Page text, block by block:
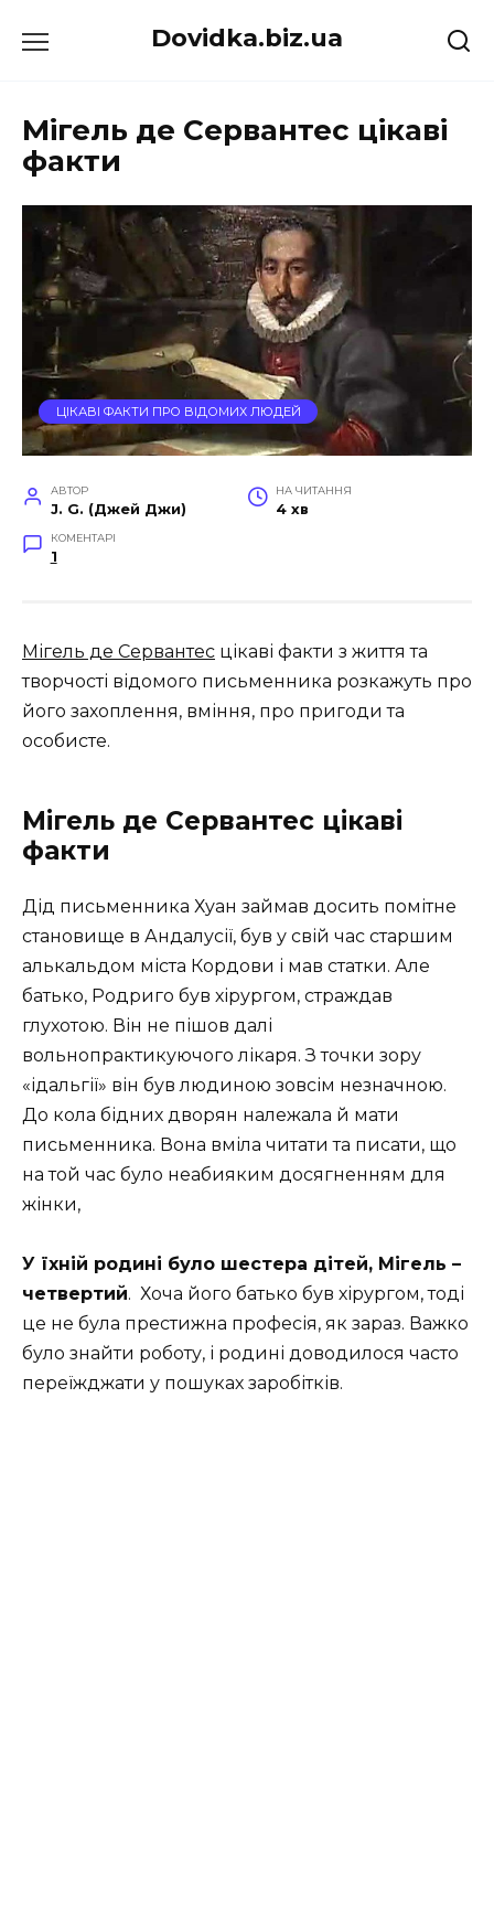
до
Dovidka.biz.ua
Мігель де Сервантес цікаві
факти
ЦІКАВІ ФАКТИ ПРО ВІДОМИХ ЛЮДЕЙ
АВТОР
J. G. (Джей Джи)
НА ЧИТАННЯ
4 хв
КОМЕНТАРІ
1
Мігель де Сервантес цікаві факти з життя та
творчості відомого письменника розкажуть про
його захоплення, вміння, про пригоди та
особисте.
Мігель де Сервантес цікаві
факти
Дід письменника Хуан займав досить помітне
становище в Андалусії, був у свій час старшим
алькальдом міста Кордови і мав статки. Але
батько, Родриго був хірургом, страждав
глухотою. Він не пішов далі
вольнопрактикуючого лікаря. З точки зору
«ідальгії» він був людиною зовсім незначною.
До кола бідних дворян належала й мати
письменника. Вона вміла читати та писати, що
на той час було неабияким досягненням для
жінки,
У їхній родині було шестера дітей, Мігель –
четвертий. Хоча його батько був хірургом, тоді
це не була престижна професія, як зараз. Важко
було знайти роботу, і родині доводилося часто
переїжджати у пошуках заробітків.